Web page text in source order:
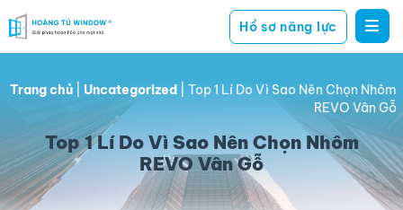
Hoàng
Window
giải
hoàn
mọi
nhà
Hồ sơ năng lực
Trang chủ| Uncategorized| Top 1 Lí Do Vì Sao Nên Chọn Nhôm
REVO Vân Gỗ
Top 1 Lí Do Vì Sao Nên Chọn Nhôm
REVO Vân Gỗ